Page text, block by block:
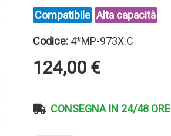
Compatibile Alta capacità
Codice: 4*MP-973X.C
124,00 €
CONSEGNA IN 24/48 ORE